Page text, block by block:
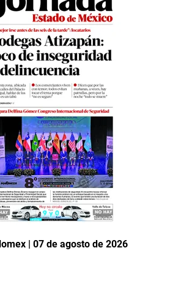
| 07 de agosto de 2026